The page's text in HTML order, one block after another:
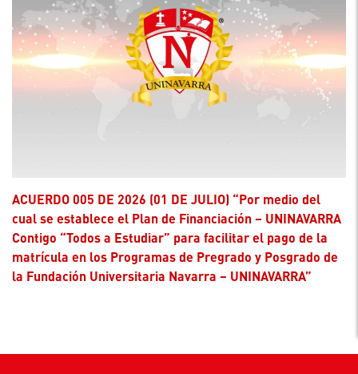
ACUERDO 005 DE 2026 (01 DE JULIO) “Por medio del
cual se establece el Plan de Financiación – UNINAVARRA
Contigo “Todos a Estudiar” para facilitar el pago de la
matrícula en los Programas de Pregrado y Posgrado de
la Fundación Universitaria Navarra – UNINAVARRA”